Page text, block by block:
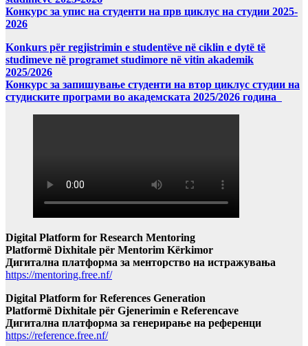
Конкурс за упис на студенти на прв циклус на студии 2025-
2026
Konkurs për regjistrimin e studentëve në ciklin e dytë të
studimeve në programet studimore në vitin akademik
2025/2026
Конкурс за запишување студенти на втор циклус студии на
студиските програми во академската 2025/2026 година
Digital Platform for Research Mentoring
Platformë Dixhitale për Mentorim Kërkimor
Дигитална платформа за менторство на истражувања
https://mentoring.free.nf/
Digital Platform for References Generation
Platformë Dixhitale për Gjenerimin e Referencave
Дигитална платформа за генерирање на референци
https://reference.free.nf/